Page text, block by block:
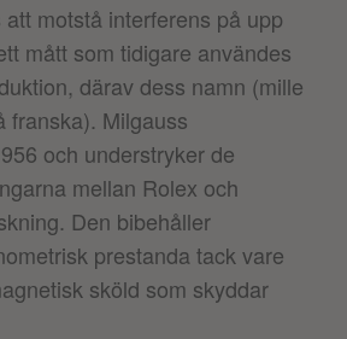
motstå interferens på upp
mått som tidigare användes
därav dess namn (mille
franska). Milgauss
och understryker de
mellan Rolex och
Den bibehåller
prestanda tack vare
sköld som skyddar